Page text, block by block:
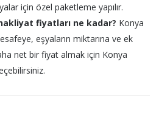
için özel paketleme yapılır.
fiyatları ne kadar? Konya
eşyaların miktarına ve ek
net bir fiyat almak için Konya